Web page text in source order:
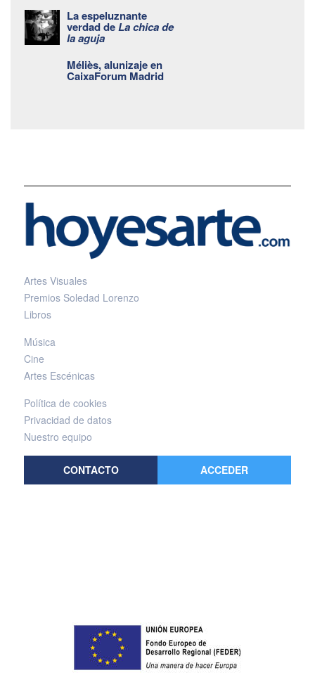
La espeluznante
verdad deLa chica de
la aguja
Méliès, alunizaje en
CaixaForum Madrid
Artes Visuales
Premios Soledad Lorenzo
Libros
Música
Cine
Artes Escénicas
Política de cookies
Privacidad de datos
Nuestro equipo
CONTACTO ACCEDER